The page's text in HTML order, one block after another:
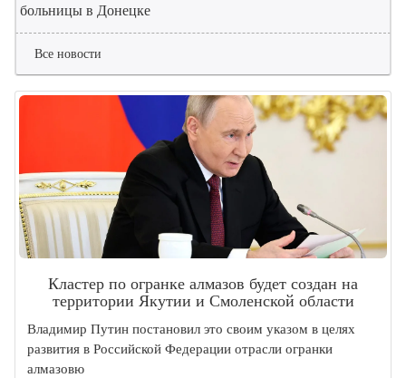
больницы в Донецке
Все новости
Кластер по огранке алмазов будет создан на
территории Якутии и Смоленской области
Владимир Путин постановил это своим указом в целях
развития в Российской Федерации отрасли огранки
алмазовю